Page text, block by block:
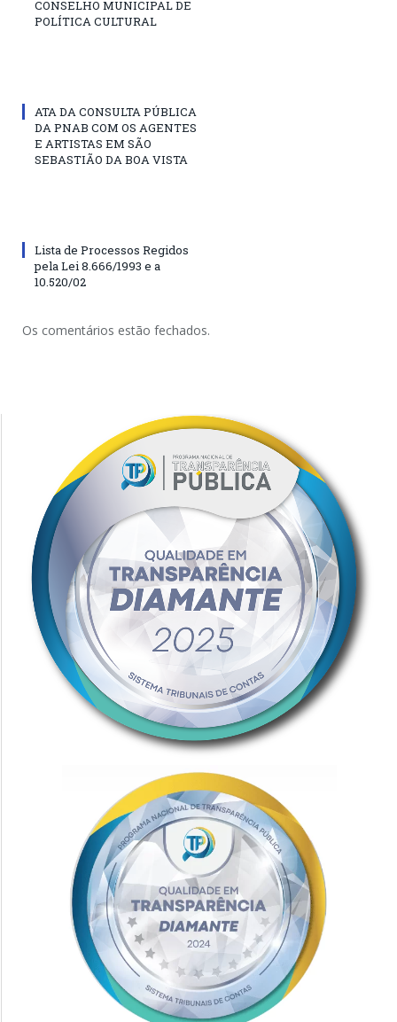
CONSELHO MUNICIPAL DE
POLÍTICA CULTURAL
ATA DA CONSULTA PÚBLICA
DA PNAB COM OS AGENTES
E ARTISTAS EM SÃO
SEBASTIÃO DA BOA VISTA
Lista de Processos Regidos
pela Lei 8.666/1993 e a
10.520/02
Os comentários estão fechados.